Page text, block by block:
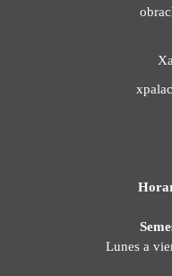
Lunes a